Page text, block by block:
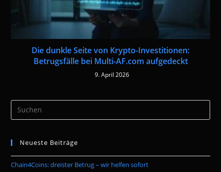
Die dunkle Seite von Krypto-Investitionen:
Betrugsfälle bei Multi-AF.com aufgedeckt
9. April 2026
the
Neueste Beiträge
Chain4Coins: dreister Betrug – wir helfen sofort